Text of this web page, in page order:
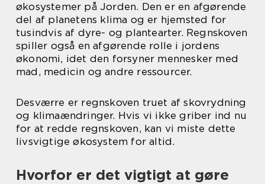
økosystemer på Jorden. Den er en afgørende
del af planetens klima og er hjemsted for
tusindvis af dyre- og plantearter. Regnskoven
spiller også en afgørende rolle i jordens
økonomi, idet den forsyner mennesker med
mad, medicin og andre ressourcer.
Desværre er regnskoven truet af skovrydning
og klimaændringer. Hvis vi ikke griber ind nu
for at redde regnskoven, kan vi miste dette
livsvigtige økosystem for altid.
Hvorfor er det vigtigt at gøre